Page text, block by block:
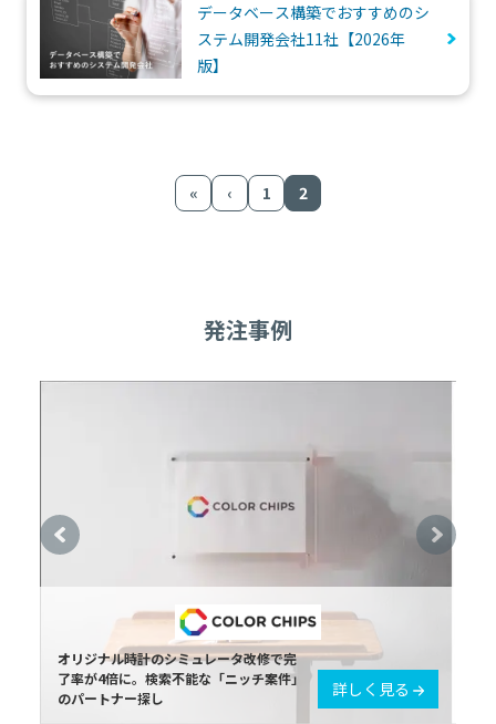
データベース構築でおすすめのシ
ステム開発会社11社【2026年
版】
« ‹ 1 2
発注事例
オリジナル時計のシミュレータ改修で完
了率が4倍に。検索不能な「ニッチ案件」
のパートナー探し
詳しく見る